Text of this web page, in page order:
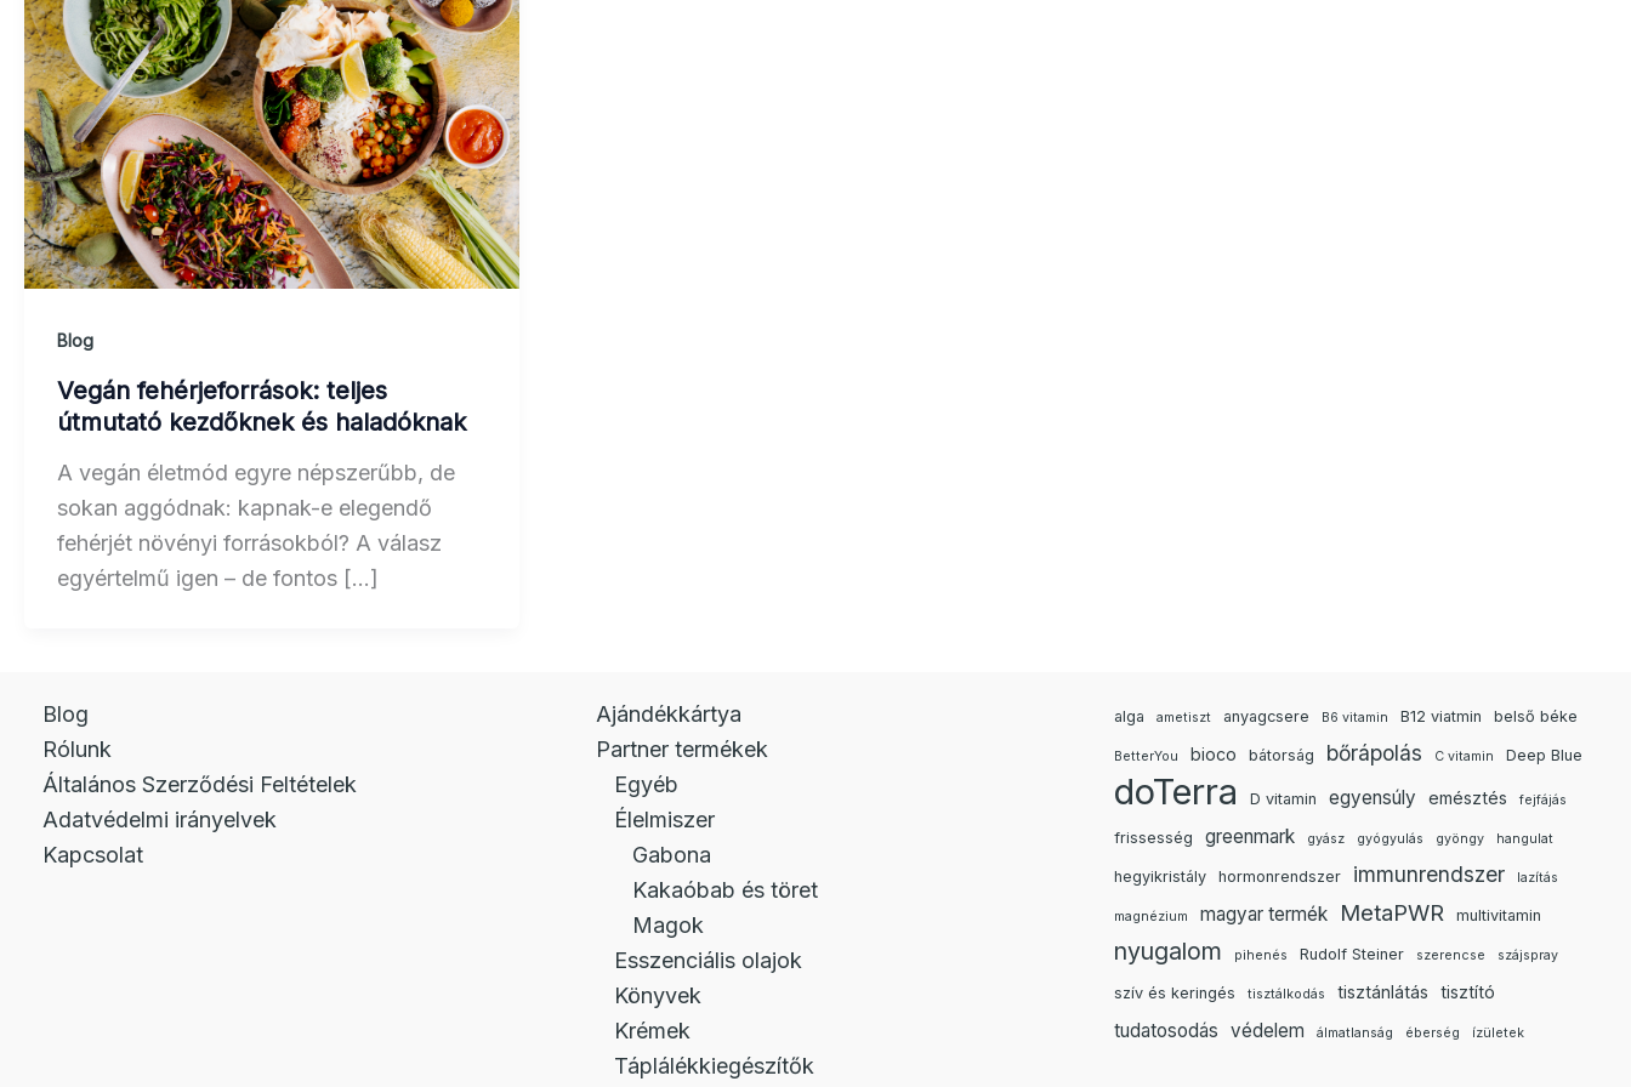
Blog
Vegán fehérjeforrások: teljes
útmutató kezdőknek és haladóknak
A vegán életmód egyre népszerűbb, de
sokan aggódnak: kapnak-e elegendő
fehérjét növényi forrásokból? A válasz
egyértelmű igen – de fontos […]
Blog
Rólunk
Általános Szerződési Feltételek
Adatvédelmi irányelvek
Kapcsolat
Ajándékkártya
Partner termékek
Egyéb
Élelmiszer
Gabona
Kakaóbab és töret
Magok
Esszenciális olajok
Könyvek
Krémek
Táplálékkiegészítők
alga ametiszt anyagcsere B6 vitamin B12 viatmin belső béke
BetterYou bioco bátorság bőrápolás C vitamin Deep Blue
doTerra D vitamin egyensúly emésztés fejfájás
frissesség greenmark gyász gyógyulás gyöngy hangulat
hegyikristály hormonrendszer immunrendszer lazítás
magnézium magyar termék MetaPWR multivitamin
nyugalom pihenés Rudolf Steiner szerencse szájspray
szív és keringés tisztálkodás tisztánlátás tisztító
tudatosodás védelem álmatlanság éberség ízületek